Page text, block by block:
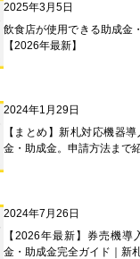
2025年3月5日
飲食店が使用できる助成金
【2026年最新】
2024年1月29日
【まとめ】新札対応機器
金・助成金。申請方法まで
2024年7月26日
【2026年最新】券売機導
金・助成金完全ガイド｜新